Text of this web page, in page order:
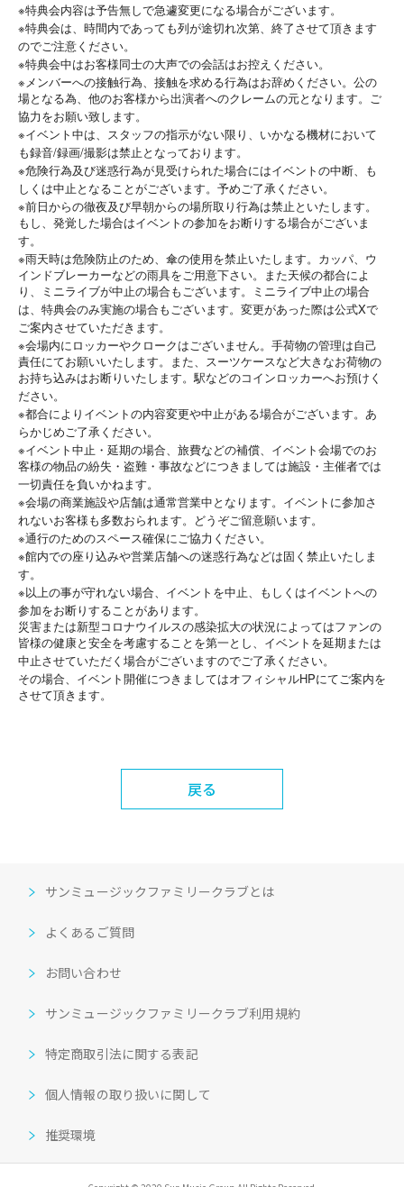
※特典会内容は予告無しで急遽変更になる場合がございます。
※特典会は、時間内であっても列が途切れ次第、終了させて頂きます
のでご注意ください。
※特典会中はお客様同士の大声での会話はお控えください。
※ メンバーへの接触行為、接触を求める行為はお辞めください。公の
場となる為、他のお客様から出演者へのクレームの元となります。ご
協力をお願い致します。
※イベント中は、スタッフの指示がない限り、いかなる機材において
も録音/録画/撮影は禁止となっております。
※危険行為及び迷惑行為が見受けられた場合にはイベントの中断、も
しくは中止となることがございます。予めご了承ください。
※前日からの徹夜及び早朝からの場所取り行為は禁止といたします。
もし、発覚した場合はイベントの参加をお断りする場合がございま
す。
※雨天時は危険防止のため、傘の使用を禁止いたします。カッパ、ウ
インドブレーカーなどの雨具をご用意下さい。また天候の都合によ
り、ミニライブが中止の場合もございます。ミニライブ中止の場合
は、特典会のみ実施の場合もございます。変更があった際は公式Xで
ご案内させていただきます。
※会場内にロッカーやクロークはございません。手荷物の管理は自己
責任にてお願いいたします。また、スーツケースなど大きなお荷物の
お持ち込みはお断りいたします。駅などのコインロッカーへお預けく
ださい。
※都合によりイベントの内容変更や中止がある場合がございます。あ
らかじめご了承ください。
※イベント中止・延期の場合、旅費などの補償、イベント会場でのお
客様の物品の紛失・盗難・事故などにつきましては施設・主催者では
一切責任を負いかねます。
※会場の商業施設や店舗は通常営業中となります。イベントに参加さ
れないお客様も多数おられます。どうぞご留意願います。
※通行のためのスペース確保にご協力ください。
※館内での座り込みや営業店舗への迷惑行為などは固く禁止いたしま
す。
※ 以上の事が守れない場合、イベントを中止、もしくはイベントへの
参加をお断りすることがあります。
災害または新型コロナウイルスの感染拡大の状況によってはファンの
皆様の健康と安全を考慮することを第一とし、イベントを延期または
中止させていただく場合がございますのでご了承ください。
その場合、イベント開催につきましてはオフィシャルHPにてご案内を
させて頂きます。
戻る
サンミュージックファミリークラブとは
よくあるご質問
お問い合わせ
サンミュージックファミリークラブ利用規約
特定商取引法に関する表記
個人情報の取り扱いに関して
推奨環境